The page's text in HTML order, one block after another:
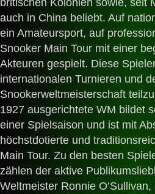
britischen Kolonien sowie, seit
auch in China beliebt. Auf
ein Amateursport, auf
Snooker Main Tour mit einer
Akteuren gespielt. Diese
internationalen Turnieren und
Snookerweltmeisterschaft
1927 ausgerichtete WM bildet
einer Spielsaison und ist mit
höchstdotierte und
Main Tour. Zu den besten
zählen der aktive
Weltmeister Ronnie